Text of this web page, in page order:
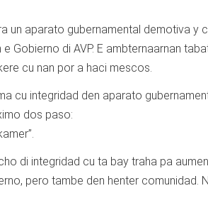
un aparato gubernamental demotiva y
Gobierno di AVP. E ambternaarnan
cu nan por a haci mescos.
cu integridad den aparato
dos paso:
di integridad cu ta bay traha pa
pero tambe den henter comunidad.